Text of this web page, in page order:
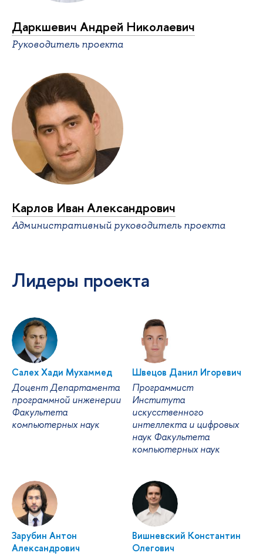
Даркшевич Андрей Николаевич
Руководитель проекта
Карлов Иван Александрович
Административный руководитель проекта
Лидеры проекта
Салех Хади Мухаммед
Доцент Департамента
программной инженерии
Факультета
компьютерных наук
Швецов Данил Игоревич
Программист
Института
искусственного
интеллекта и цифровых
наук Факультета
компьютерных наук
Зарубин Антон
Александрович
Вишневский Константин
Олегович